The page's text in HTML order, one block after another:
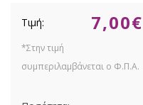
7,00€